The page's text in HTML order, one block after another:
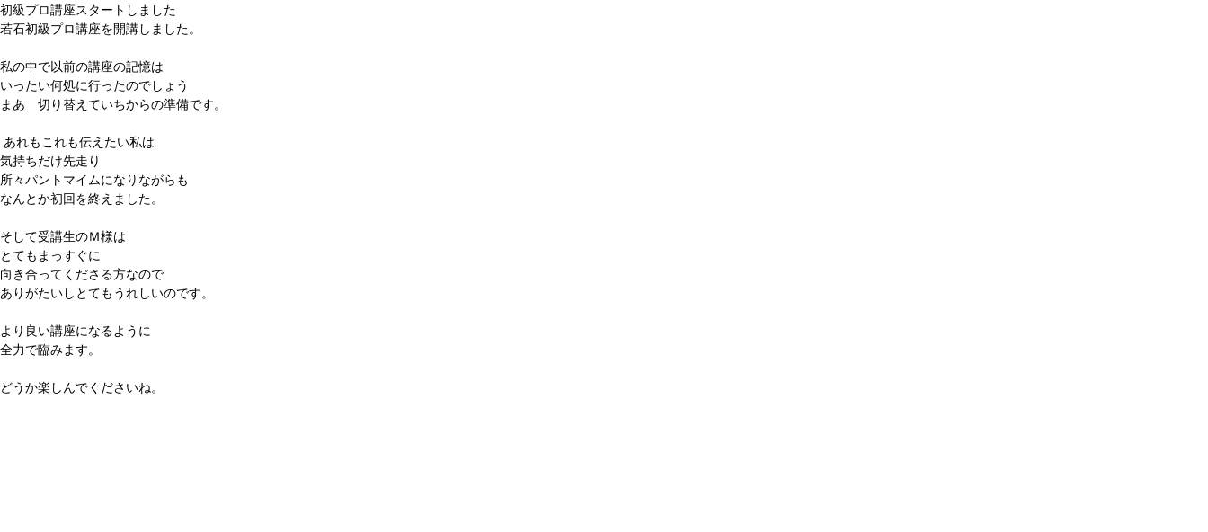
初級プロ講座スタートしました
若石初級プロ講座を開講しました。
私の中で以前の講座の記憶は
いったい何処に行ったのでしょう
まあ 切り替えていちからの準備です。
あれもこれも伝えたい私は
気持ちだけ先走り
所々パントマイムになりながらも
なんとか初回を終えました。
そして受講生のＭ様は
とてもまっすぐに
向き合ってくださる方なので
ありがたいしとてもうれしいのです。
より良い講座になるように
全力で臨みます。
どうか楽しんでくださいね。